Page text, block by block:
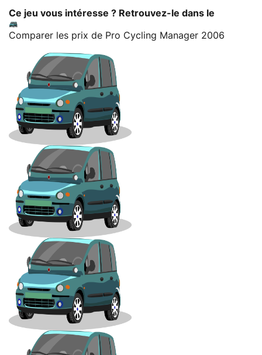
Ce jeu vous intéresse ? Retrouvez-le dans le
Comparer les prix de Pro Cycling Manager 2006